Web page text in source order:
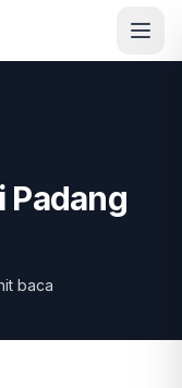
Padang
baca